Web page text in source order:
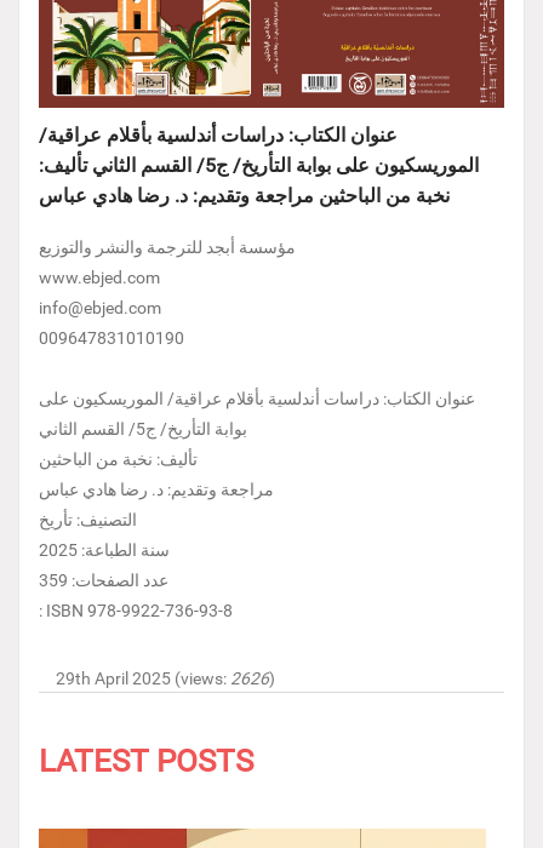
عنوان الكتاب: دراسات أندلسية بأقلام عراقية/
الموريسكيون على بوابة التأريخ/ ج5/ القسم الثاني تأليف:
نخبة من الباحثين مراجعة وتقديم: د. رضا هادي عباس
مؤسسة أبجد للترجمة والنشر والتوزيع
www.ebjed.com
info@ebjed.com
009647831010190
عنوان الكتاب: دراسات أندلسية بأقلام عراقية/ الموريسكيون على
بوابة التأريخ/ ج5/ القسم الثاني
تأليف: نخبة من الباحثين
مراجعة وتقديم: د. رضا هادي عباس
التصنيف: تأريخ
سنة الطباعة: 2025
عدد الصفحات: 359
: ISBN 978-9922-736-93-8
29th April 2025 (views: 2626)
LATEST POSTS